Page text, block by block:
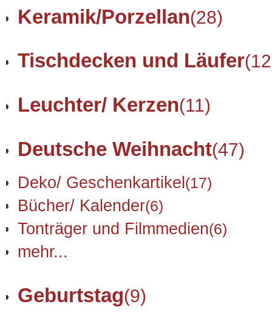
Keramik/Porzellan(28)
Tischdecken und Läufer
Leuchter/ Kerzen(11)
Deutsche Weihnacht(47)
Deko/ Geschenkartikel(17)
Bücher/ Kalender(6)
Tonträger und Filmmedien(6)
mehr...
Geburtstag(9)